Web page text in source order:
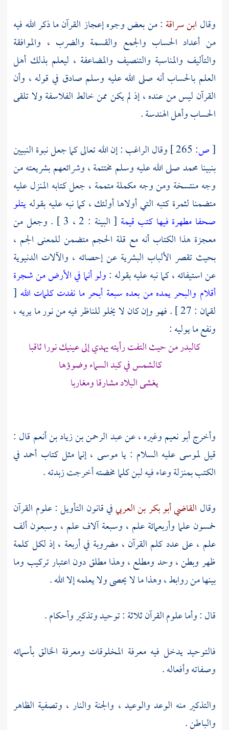
وقال ابن سراقة : من بعض وجوه إعجاز القرآن ما ذكر الله فيه
من أعداد الحساب والجمع والقسمة والضرب ، والموافقة
والتأليف والمناسبة والتنصيف والمضاعفة ، ليعلم بذلك أهل
العلم بالحساب أنه صلى الله عليه وسلم صادق في قوله ، وأن
القرآن ليس من عنده ، إذ لم يكن ممن خالط الفلاسفة ولا تلقى
الحساب وأهل الهندسة .
[ص: وقالالراغب: إن الله تعالى كما جعل نبوة النبيين
بنبينامحمدصلى الله عليه وسلم مختتمة ، وشرائعهم بشريعته من
وجه منتسخة ومن وجه مكملة متممة ، جعل كتابه المنزل عليه
متضمنا لثمرة كتبه التي أولاها أولئك ، كما نبه عليه بقولهيتلو
صحفا مطهرة فيها كتب قيمة
[ البينة : 2 ، 3 ] . وجعل من
معجزة هذا الكتاب أنه مع قلة الحجم متضمن للمعنى الجم ،
بحيث تقصر الألباب البشرية عن إحصائه ، والآلات الدنيوية
عن استيفائه ، كما نبه عليه بقوله :ولو أنما في الأرض من شجرة
أقلام والبحر يمده من بعده سبعة أبحر ما نفدت كلمات الله [
لقمان : 27 ] . فهو وإن كان لا يخلو للناظر فيه من نور ما يريه ،
ونفع ما يوليه :
كالبدر من حيث التفت رأيته يهدي إلى عينيك نورا ثاقبا
كالشمس في كبد السماء وضوؤها
يغشى البلاد مشارقا ومغاربا
وأخرج أبو نعيم وغيره ، عن عبد الرحمن بن زياد بن أنعم قال :
قيل لموسى عليه السلام : يا موسى ، إنما مثل كتاب أحمد في
الكتب بمنزلة وعاء فيه لبن كلما مخضته أخرجت زبدته .
وقال القاضي أبو بكر بن العربيفي قانون التأويل : علوم القرآن
خمسون علما وأربعمائة علم ، وسبعة آلاف علم ، وسبعون ألف
علم ، على عدد كلم القرآن ، مضروبة في أربعة ، إذ لكل كلمة
ظهر وبطن ، وحد ومطلع ، وهذا مطلق دون اعتبار تركيب وما
بينها من روابط ، وهذا ما لا يحصى ولا يعلمه إلا الله .
قال : وأما علوم القرآن ثلاثة : توحيد وتذكير وأحكام .
فالتوحيد يدخل فيه معرفة المخلوقات ومعرفة الخالق بأسمائه
وصفاته وأفعاله .
والتذكير منه الوعد والوعيد ، والجنة والنار ، وتصفية الظاهر
والباطن .